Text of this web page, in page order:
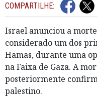
COMPARTILHE:
Israel anunciou a
considerado um dos
Hamas, durante uma
na Faixa de Gaza. A
posteriormente
palestino.